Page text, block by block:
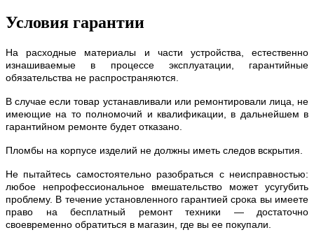
Условия гарантии
На расходные материалы и части устройства, естественно
изнашиваемые в процессе эксплуатации, гарантийные
обязательства не распространяются.
В случае если товар устанавливали или ремонтировали лица, не
имеющие на то полномочий и квалификации, в дальнейшем в
гарантийном ремонте будет отказано.
Пломбы на корпусе изделий не должны иметь следов вскрытия.
Не пытайтесь самостоятельно разобраться с неисправностью:
любое непрофессиональное вмешательство может усугубить
проблему. В течение установленного гарантией срока вы имеете
право на бесплатный ремонт техники — достаточно
своевременно обратиться в магазин, где вы ее покупали.